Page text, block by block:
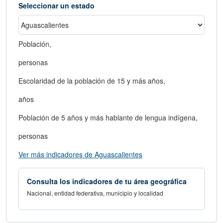
Seleccionar un estado
Población,
personas
Escolaridad de la población de 15 y más años,
años
Población de 5 años y más hablante de lengua indígena,
personas
Ver más indicadores de Aguascalientesabre en nueva ventana
Consulta los indicadores de tu área geográfica
Nacional, entidad federativa, municipio y localidad